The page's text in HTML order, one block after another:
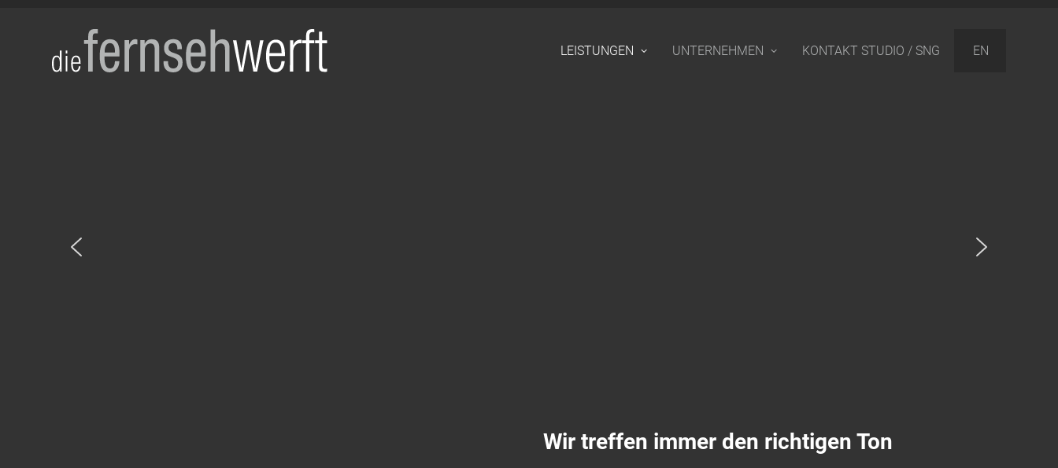
LEISTUNGEN UNTERNEHMEN KONTAKT STUDIO / SNG EN
Wir treffen immer den richtigen Ton